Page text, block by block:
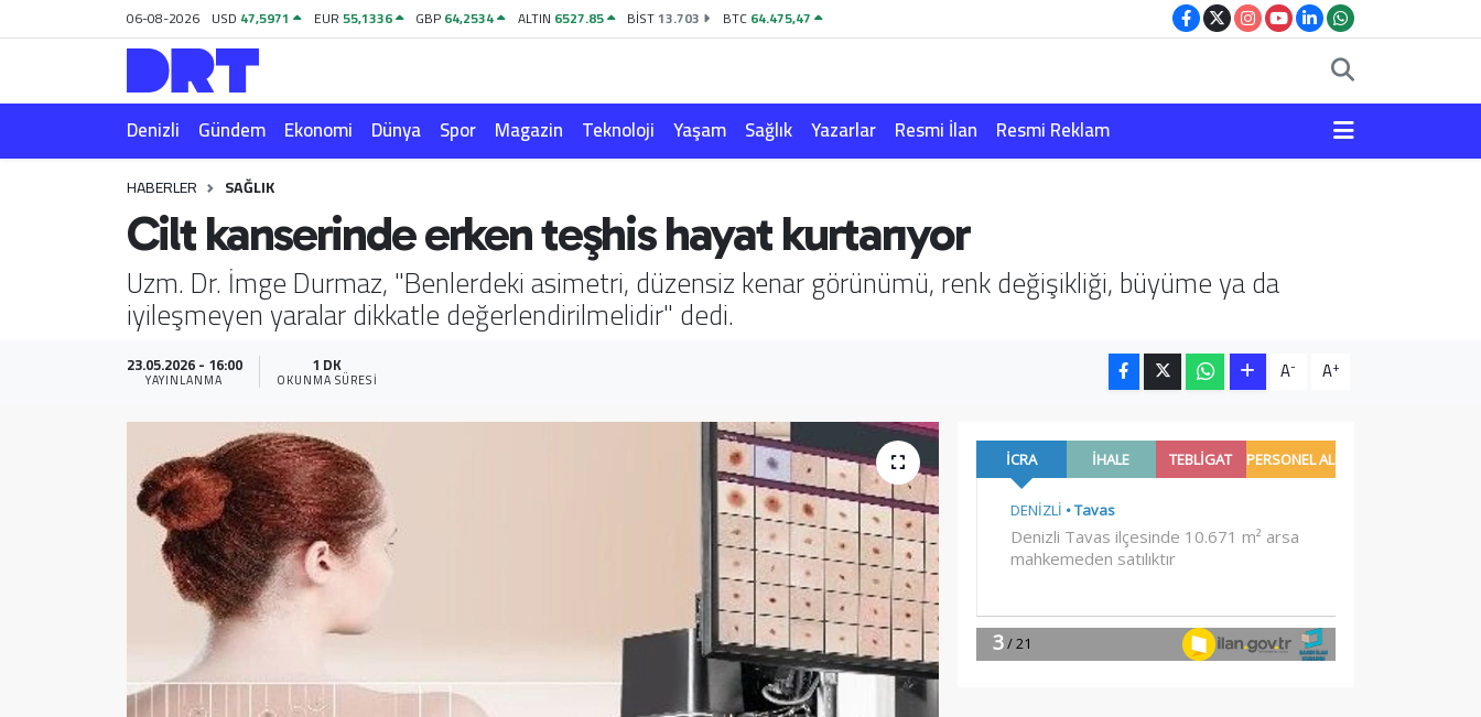
06-08-2026 USD 47,5971 EUR55,1336 GBP64,2534 ALTIN 6527.85 BİST13.703 BTC64.475,47
Denizli Gündem Ekonomi Dünya Spor Magazin Teknoloji Yaşam Sağlık Yazarlar Resmi İlan Resmi Reklam
HABERLER SAĞLIK
Cilt kanserinde erken teşhis hayat kurtarıyor
Uzm. Dr. İmge Durmaz, "Benlerdeki asimetri, düzensiz kenar görünümü, renk değişikliği, büyüme ya da
iyileşmeyen yaralar dikkatle değerlendirilmelidir" dedi.
23.05.2026 - 16:00
YAYINLANMA
1 DK
OKUNMA SÜRESI A- A+
Gündem
Ekonomi
Magazin
Teknoloji
Resmi Reklam
Hava Durumu
Trafik Durumu
Puan Durumu ve Fikstür
Tüm Manşetler
Son Dakika Haberleri
Haber Arşivi